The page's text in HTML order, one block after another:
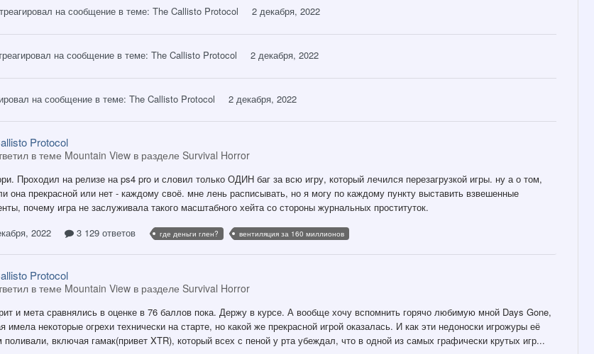
на сообщение в теме: The Callisto Protocol 2 декабря, 2022
на сообщение в теме: The Callisto Protocol 2 декабря, 2022
на сообщение в теме: The Callisto Protocol 2 декабря, 2022
Protocol
в теме Mountain View в разделе Survival Horror
Проходил на релизе на ps4 pro и словил только ОДИН баг за всю игру, который лечился перезагрузкой игры. ну а о том,
она прекрасной или нет - каждому своё. мне лень расписывать, но я могу по каждому пункту выставить взвешенные
почему игра не заслуживала такого масштабного хейта со стороны журнальных проституток.
2022
3 129 ответов где деньги глен? вентиляция за 160 миллионов
Protocol
в теме Mountain View в разделе Survival Horror
и мета сравнялись в оценке в 76 баллов пока. Держу в курсе. А вообще хочу вспомнить горячо любимую мной Days Gone,
имела некоторые огрехи технически на старте, но какой же прекрасной игрой оказалась. И как эти недоноски игрожуры её
поливали, включая гамак(привет XTR), который всех с пеной у рта убеждал, что в одной из самых графически крутых игр...